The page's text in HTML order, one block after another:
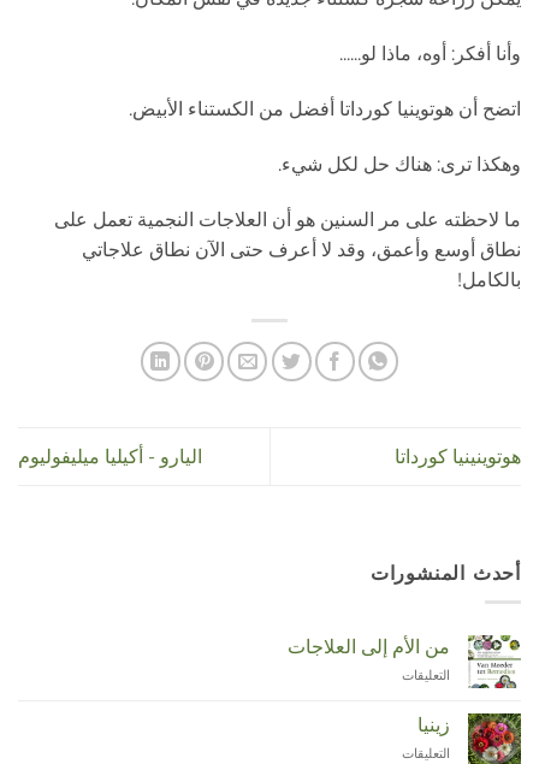
وأنا أفكر: أوه، ماذا لو......
اتضح أن هوتوينيا كورداتا أفضل من الكستناء الأبيض.
وهكذا ترى: هناك حل لكل شيء.
ما لاحظته على مر السنين هو أن العلاجات النجمية تعمل على
نطاق أوسع وأعمق، وقد لا أعرف حتى الآن نطاق علاجاتي
بالكامل!
هوتوينينيا كورداتا اليارو - أكيليا ميليفوليوم
أحدث المنشورات
من الأم إلى العلاجات
التعليقات
زينيا
التعليقات